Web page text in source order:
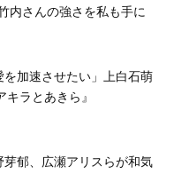
内さんの強さを私も手に
を加速させたい」上白石萌
ラとあきら』
芽郁、広瀬アリスらが和気